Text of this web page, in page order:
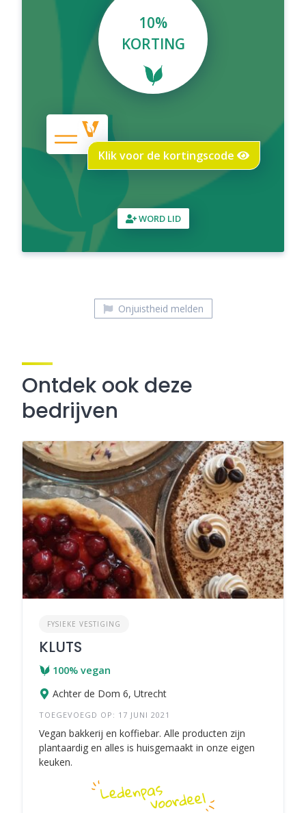
10%
KORTING
Klik voor de kortingscode
WORD LID
Onjuistheid melden
Ontdek ook deze
bedrijven
FYSIEKE VESTIGING
KLUTS
100% vegan
Achter de Dom 6, Utrecht
TOEGEVOEGD OP: 17 JUNI 2021
Vegan bakkerij en koffiebar. Alle producten zijn
plantaardig en alles is huisgemaakt in onze eigen
keuken.